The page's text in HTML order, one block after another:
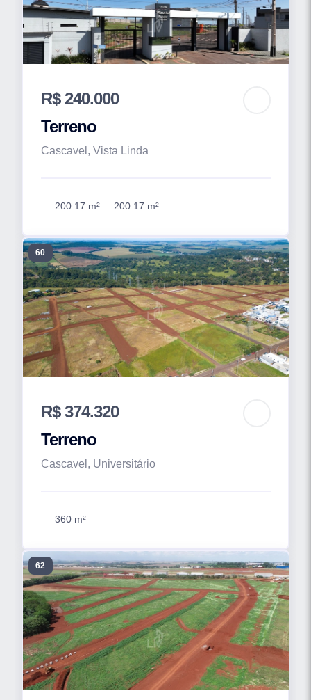
R$ 240.000
Terreno
Cascavel, Vista Linda
200.17 m² 200.17 m²
60
R$ 374.320
Terreno
Cascavel, Universitário
360 m²
62